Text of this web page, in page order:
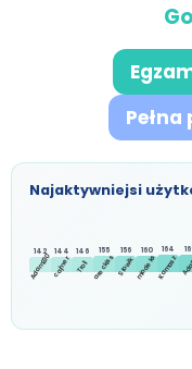
Pełna
Najaktywniejsi
142
Adam230
144
cajmer
146
Troll
155
areckiss
156
Słowik
160
miodeks
164
Kamasz